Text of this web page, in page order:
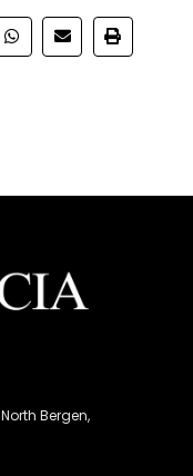
Bergen,